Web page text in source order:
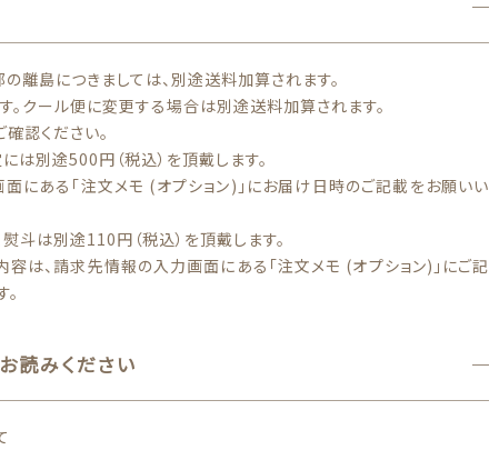
離島につきましては、別途送料加算されます。
クール便に変更する場合は別途送料加算されます。
認ください。
別途500円（税込）を頂戴します。
にある「注文メモ (オプション)」にお届け日時のご記載をお願いい
斗は別途110円（税込）を頂戴します。
容は、請求先情報の入力画面にある「注文メモ (オプション)」にご記
読みください